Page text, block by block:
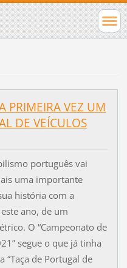
PRIMEIRA VEZ UM
DE VEÍCULOS
português vai
uma importante
história com a
ano, de um
O “Campeonato de
segue o que já tinha
“Taça de Portugal de